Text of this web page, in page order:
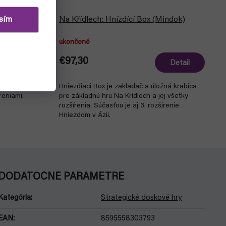
(Folded
Na Křídlech: Hnízdící Box (Mindok)
ukončené
€97,30 Detail
Hniezdiaci Box je zakladač a úložná krabica
pre základnú hru Na Krídlech a jej všetky
rozšírenia. Súčasťou je aj 3. rozšírenie
Hniezdom v Ázii.
PARAMETRE
: Strategické doskové hry
: 8595558303793